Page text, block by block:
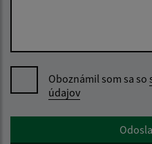
Oboznámil som sa so
údajov
Google reCaptcha Response